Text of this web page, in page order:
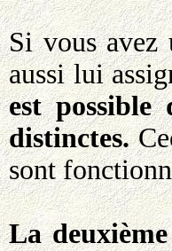
Si vous avez
aussi lui
est possible
distinctes.
sont
La